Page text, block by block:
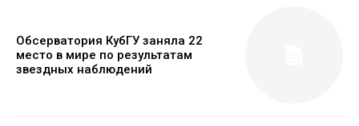
Обсерватория КубГУ заняла 22
место в мире по результатам
звездных наблюдений